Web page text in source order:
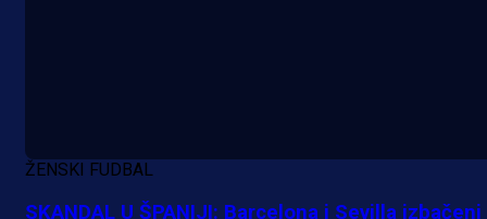
ŽENSKI FUDBAL
SKANDAL U ŠPANIJI: Barcelona i Sevilla